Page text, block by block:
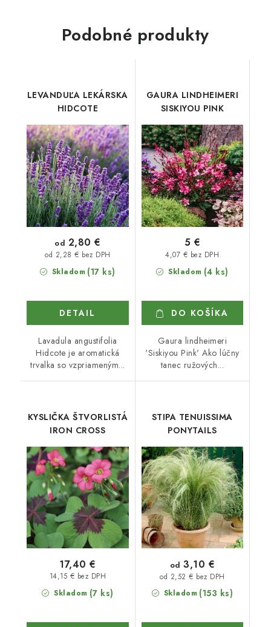
Podobné produkty
LEVANDUĽA LEKÁRSKA
HIDCOTE
Skladom (17 ks)
od 2,28 € bez DPH
od 2,80 €
DETAIL
Lavadula angustifolia
Hidcote je aromatická
trvalka so vzpriameným...
GAURA LINDHEIMERI
SISKIYOU PINK
Skladom (4 ks)
4,07 € bez DPH
5 €
DO KOŠÍKA
Gaura lindheimeri
'Siskiyou Pink' Ako lúčny
tanec ružových...
KYSLIČKA ŠTVORLISTÁ
IRON CROSS
Skladom (7 ks)
14,15 € bez DPH
17,40 €
STIPA TENUISSIMA
PONYTAILS
Skladom (153 ks)
od 2,52 € bez DPH
od 3,10 €